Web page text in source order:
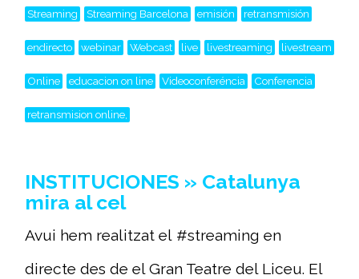
Streaming Streaming Barcelona emisión retransmisión
endirecto webinar Webcast live livestreaming livestream
Online educacion on line Videoconferéncia Conferencia
retransmision online,
INSTITUCIONES » Catalunya
mira al cel
Avui hem realitzat el #streaming en
directe des de el Gran Teatre del Liceu. El